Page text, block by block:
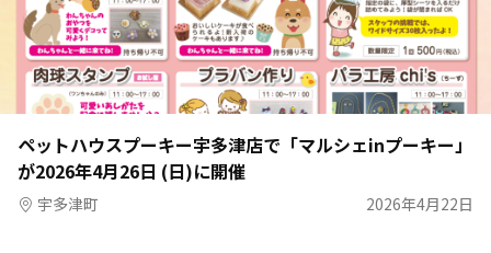
ペットハウスプーキー宇多津店で「マルシェinプーキー」
が2026年4月26日 (日)に開催
宇多津町 2026年4月22日